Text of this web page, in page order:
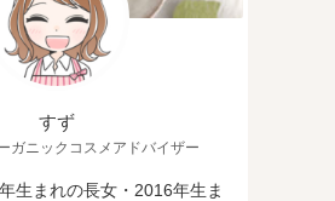
すず
ガニックコスメアドバイザー
生まれの長女・2016年生ま